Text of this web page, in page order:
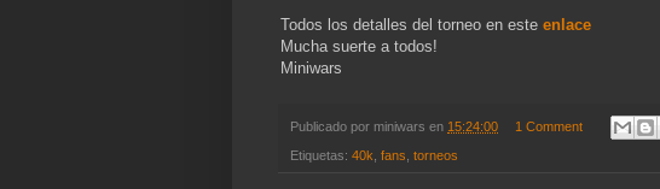
Todos los detalles del torneo en este enlace
Mucha suerte a todos!
Miniwars
Publicado por miniwars en 15:24:00 1 Comment
Etiquetas: 40k, fans, torneos